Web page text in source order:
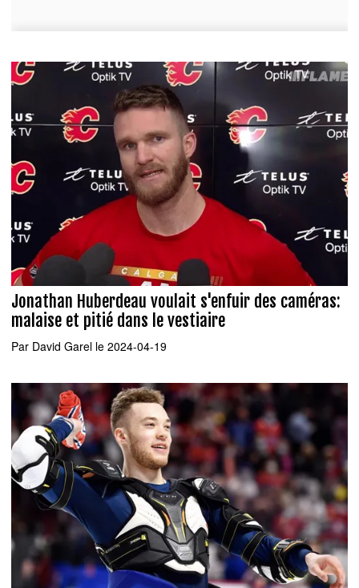
Jonathan Huberdeau voulait s'enfuir des caméras:
malaise et pitié dans le vestiaire
Par David Garel le 2024-04-19